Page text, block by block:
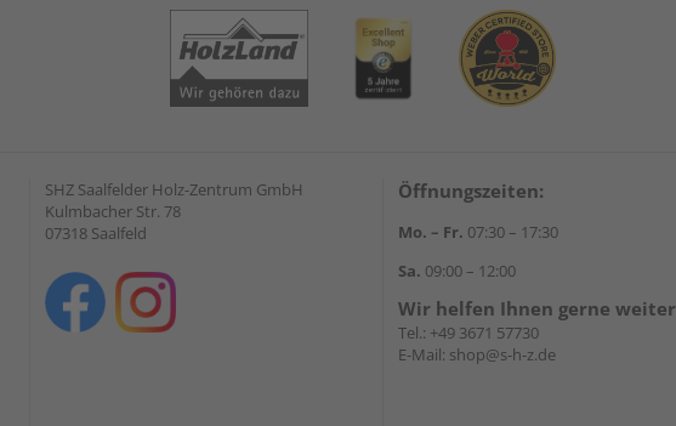
SHZ Saalfelder Holz-Zentrum GmbH
Kulmbacher Str. 78
07318 Saalfeld
Öffnungszeiten:
Mo. – Fr. 07:30 – 17:30
Sa. 09:00 – 12:00
Wir helfen Ihnen gerne weiter
Tel.: +49 3671 57730
E-Mail: shop@s-h-z.de